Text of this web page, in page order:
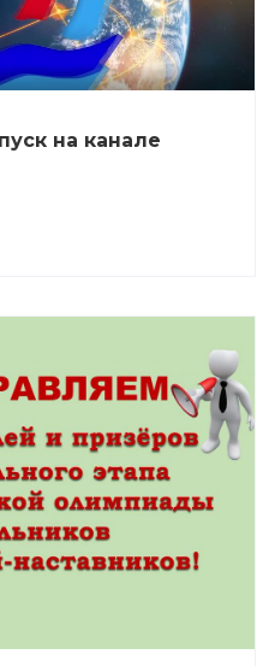
на канале